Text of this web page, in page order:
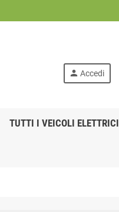
person Accedi
TUTTI I VEICOLI ELETTRICI